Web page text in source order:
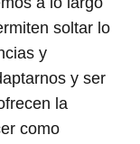
soltar lo
y
y ser
la
como